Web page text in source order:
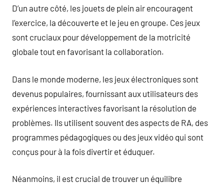
D’un autre côté, les jouets de plein air encouragent
l’exercice, la découverte et le jeu en groupe. Ces jeux
sont cruciaux pour développement de la motricité
globale tout en favorisant la collaboration.
Dans le monde moderne, les jeux électroniques sont
devenus populaires, fournissant aux utilisateurs des
expériences interactives favorisant la résolution de
problèmes. Ils utilisent souvent des aspects de RA, des
programmes pédagogiques ou des jeux vidéo qui sont
conçus pour à la fois divertir et éduquer.
Néanmoins, il est crucial de trouver un équilibre